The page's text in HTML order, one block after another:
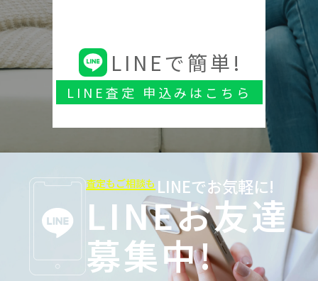
LINEで簡単!
LINE査定 申込みはこちら
査定もご相談も LINEでお気軽に!
LINEお友達
募集中!